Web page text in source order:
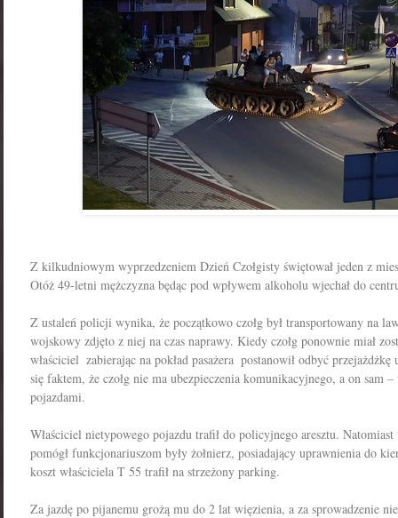
Z kilkudniowym wyprzedzeniem Dzień Czołgisty świętował jeden z
Otóż 49-letni mężczyzna będąc pod wpływem alkoholu wjechał do
Z ustaleń policji wynika, że początkowo czołg był transportowany na
wojskowy zdjęto z niej na czas naprawy. Kiedy czołg ponownie miał
właściciel  zabierając na pokład pasażera  postanowił odbyć
się faktem, że czołg nie ma ubezpieczenia komunikacyjnego, a on sam
pojazdami.
Właściciel nietypowego pojazdu trafił do policyjnego aresztu.
pomógł funkcjonariuszom były żołnierz, posiadający uprawnienia do
koszt właściciela T 55 trafił na strzeżony parking.
Za jazdę po pijanemu grożą mu do 2 lat więzienia, a za sprowadzenie